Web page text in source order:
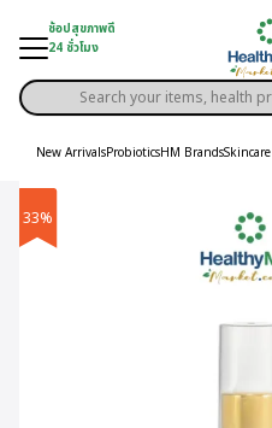
content
ช้อปสุขภาพดี
24 ชั่วโมง
Solution
Products
search
New ArrivalsProbioticsHM BrandsSkincare
33%